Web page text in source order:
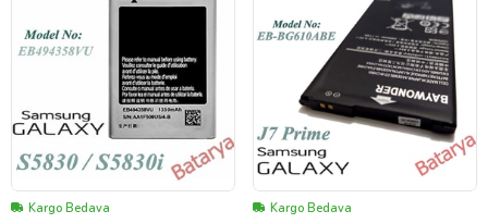
Kargo Bedava Kargo Bedava